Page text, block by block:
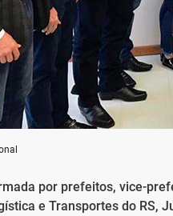
por prefeitos, vice-
e Transportes do RS,